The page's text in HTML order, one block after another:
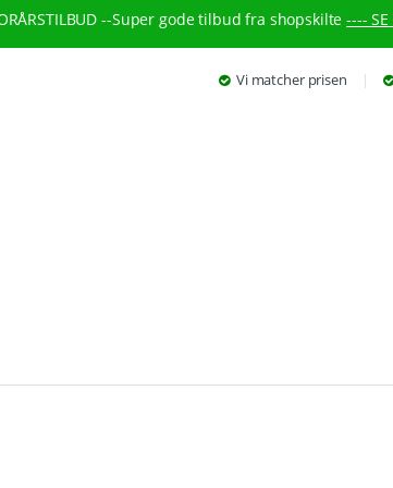
--Super gode tilbud fra shopskilte ---- SE
Vi matcher prisen